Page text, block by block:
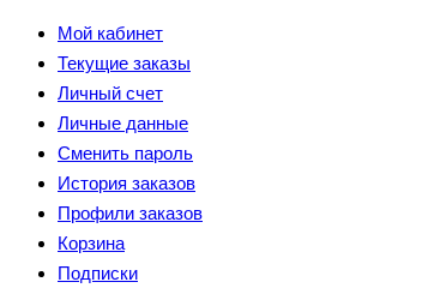
Мой кабинет
Текущие заказы
Личный счет
Личные данные
Сменить пароль
История заказов
Профили заказов
Корзина
Подписки